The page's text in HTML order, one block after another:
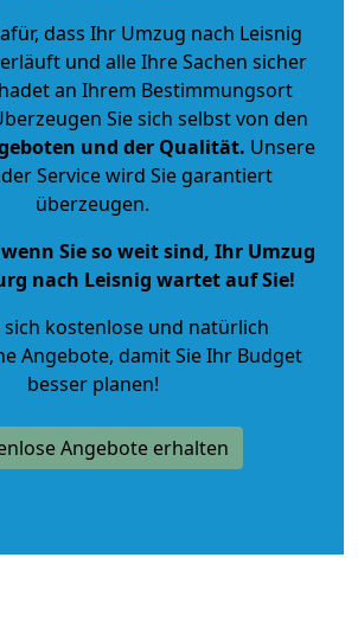
dass Ihr Umzug nach Leisnig
und alle Ihre Sachen sicher
an Ihrem Bestimmungsort
Sie sich selbst von den
und der Qualität. Unsere
Service wird Sie garantiert
überzeugen.
Sie so weit sind, Ihr Umzug
nach Leisnig wartet auf Sie!
sich kostenlose und natürlich
Angebote, damit Sie Ihr Budget
besser planen!
Angebote erhalten